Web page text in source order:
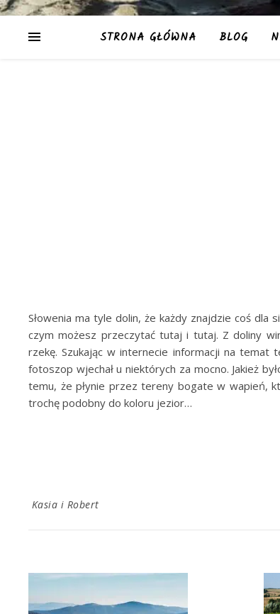
STRONA GŁÓWNA BLOG
Słowenia ma tyle dolin, że każdy znajdzie coś
czym możesz przeczytać tutaj i tutaj. Z doliny
rzekę. Szukając w internecie informacji na
fotoszop wjechał u niektórych za mocno. Jakież
temu, że płynie przez tereny bogate w wapień,
trochę podobny do koloru jezior…
Kasia i Robert